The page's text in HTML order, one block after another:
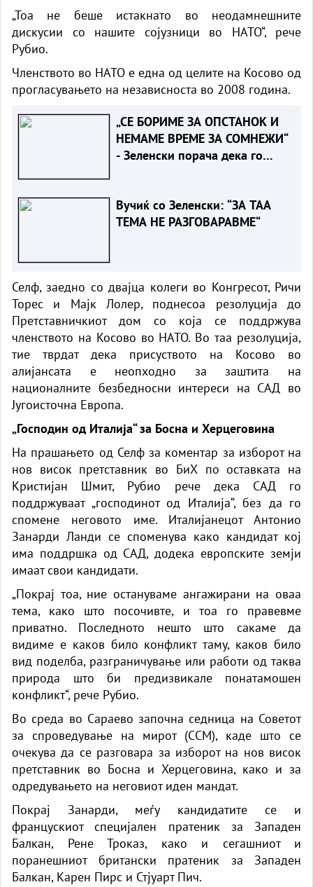
„Тоа не беше истакнато во неодамнешните
дискусии со нашите сојузници во НАТО“, рече
Рубио.
Членството во НАТО е една од целите на Косово од
прогласувањето на независноста во 2008 година.
„СЕ БОРИМЕ ЗА ОПСТАНОК И
НЕМАМЕ ВРЕМЕ ЗА СОМНЕЖИ“
- Зеленски порача дека го
Вучиќ со Зеленски: “ЗА ТАА
ТЕМА НЕ РАЗГОВАРАВМЕ“
Селф, заедно со двајца колеги во Конгресот, Ричи
Торес и Мајк Лолер, поднесоа резолуција до
Претставничкиот дом со која се поддржува
членството на Косово во НАТО. Во таа резолуција,
тие тврдат дека присуството на Косово во
алијансата е неопходно за заштита на
националните безбедносни интереси на САД во
Југоисточна Европа.
„Господин од Италија“ за Босна и Херцеговина
На прашањето од Селф за коментар за изборот на
нов висок претставник во БиХ по оставката на
Кристијан Шмит, Рубио рече дека САД го
поддржуваат „господинот од Италија“, без да го
спомене неговото име. Италијанецот Антонио
Занарди Ланди се споменува како кандидат кој
има поддршка од САД, додека европските земји
имаат свои кандидати.
„Покрај тоа, ние остануваме ангажирани на оваа
тема, како што посочивте, и тоа го правевме
приватно. Последното нешто што сакаме да
видиме е каков било конфликт таму, каков било
вид поделба, разграничување или работи од таква
природа што би предизвикале понатамошен
конфликт“, рече Рубио.
Во среда во Сараево започна седница на Советот
за спроведување на мирот (ССМ), каде што се
очекува да се разговара за изборот на нов висок
претставник во Босна и Херцеговина, како и за
одредувањето на неговиот иден мандат.
Покрај Занарди, меѓу кандидатите се и
францускиот специјален пратеник за Западен
Балкан, Рене Троказ, како и сегашниот и
поранешниот британски пратеник за Западен
Балкан, Карен Пирс и Стјуарт Пич.